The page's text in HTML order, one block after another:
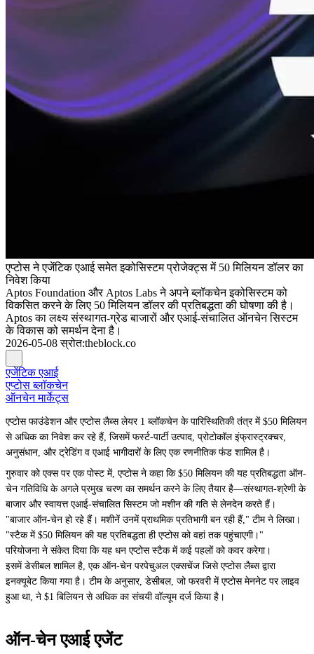
एप्टोस ने एजेंटिक एआई समेत इकोसिस्टम प्रोजेक्ट्स में 50 मिलियन डॉलर का
निवेश किया
Aptos Foundation और Aptos Labs ने अपने ब्लॉकचेन इकोसिस्टम को
विकसित करने के लिए 50 मिलियन डॉलर की प्रतिबद्धता की घोषणा की है।
Aptos का लक्ष्य संस्थागत-ग्रेड बाजारों और एआई-संचालित ऑनचेन सिस्टम
के विकास को समर्थन देना है।
2026-05-08 स्रोत:theblock.co
एजेंटिक एआई
एप्टोस ब्लॉकचेन
ऑनचेन मार्केट्स
एप्टोस फाउंडेशन और एप्टोस लैब्स लेयर 1 ब्लॉकचेन के पारिस्थितिकी तंत्र में $50 मिलियन
से अधिक का निवेश कर रहे हैं, जिसमें फर्स्ट-पार्टी उत्पाद, प्रोटोकॉल इंफ्रास्ट्रक्चर,
अनुसंधान, और ट्रेडिंग व एआई भागीदारों के लिए एक रणनीतिक फंड शामिल है।
गुरुवार को एक्स पर एक पोस्ट में, एप्टोस ने कहा कि $50 मिलियन की यह प्रतिबद्धता ऑन-
चेन गतिविधि के अगले प्रमुख चरण का समर्थन करने के लिए तैयार है—संस्थागत-श्रेणी के
बाजार और स्वायत्त एआई-संचालित सिस्टम जो मशीन की गति से लेनदेन करते हैं।
"बाजार ऑन-चेन हो रहे हैं। मशीनें उनमें प्राथमिक प्रतिभागी बन रही हैं," टीम ने लिखा।
"स्टैक में $50 मिलियन की यह प्रतिबद्धता ही एप्टोस को वहां तक पहुंचाएगी।"
परियोजना ने संकेत दिया कि यह धन एप्टोस स्टैक में कई पहलों को कवर करेगा।
इसमें डेसीबल शामिल है, एक ऑन-चेन परपेचुअल एक्सचेंज जिसे एप्टोस लैब्स द्वारा
इनक्यूबेट किया गया है। टीम के अनुसार, डेसीबल, जो फरवरी में एप्टोस मेननेट पर लाइव
हुआ था, ने $1 बिलियन से अधिक का संचयी वॉल्यूम दर्ज किया है।
ऑन-चेन एआई एजेंट